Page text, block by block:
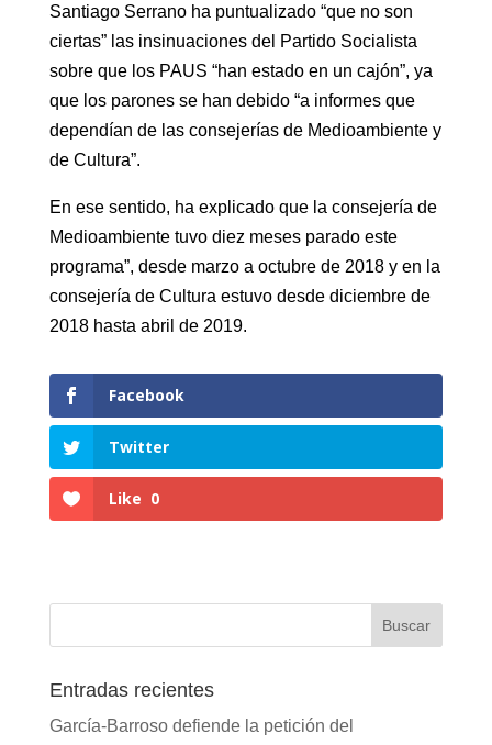
Santiago Serrano ha puntualizado “que no son
ciertas” las insinuaciones del Partido Socialista
sobre que los PAUS “han estado en un cajón”, ya
que los parones se han debido “a informes que
dependían de las consejerías de Medioambiente y
de Cultura”.
En ese sentido, ha explicado que la consejería de
Medioambiente tuvo diez meses parado este
programa”, desde marzo a octubre de 2018 y en la
consejería de Cultura estuvo desde diciembre de
2018 hasta abril de 2019.
Facebook
Twitter
Like 0
Entradas recientes
García-Barroso defiende la petición del